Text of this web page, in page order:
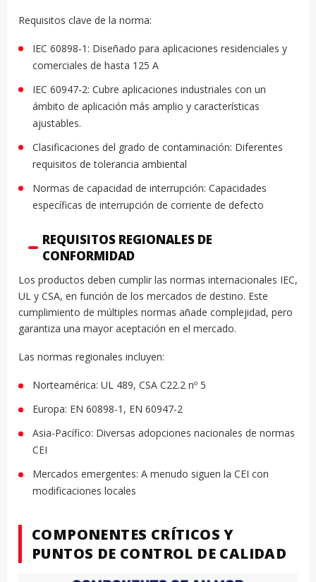
Requisitos clave de la norma:
IEC 60898-1: Diseñado para aplicaciones residenciales y
comerciales de hasta 125 A
IEC 60947-2: Cubre aplicaciones industriales con un
ámbito de aplicación más amplio y características
ajustables.
Clasificaciones del grado de contaminación: Diferentes
requisitos de tolerancia ambiental
Normas de capacidad de interrupción: Capacidades
específicas de interrupción de corriente de defecto
REQUISITOS REGIONALES DE
CONFORMIDAD
Los productos deben cumplir las normas internacionales IEC,
UL y CSA, en función de los mercados de destino. Este
cumplimiento de múltiples normas añade complejidad, pero
garantiza una mayor aceptación en el mercado.
Las normas regionales incluyen:
Norteamérica: UL 489, CSA C22.2 nº 5
Europa: EN 60898-1, EN 60947-2
Asia-Pacífico: Diversas adopciones nacionales de normas
CEI
Mercados emergentes: A menudo siguen la CEI con
modificaciones locales
COMPONENTES CRÍTICOS Y
PUNTOS DE CONTROL DE CALIDAD